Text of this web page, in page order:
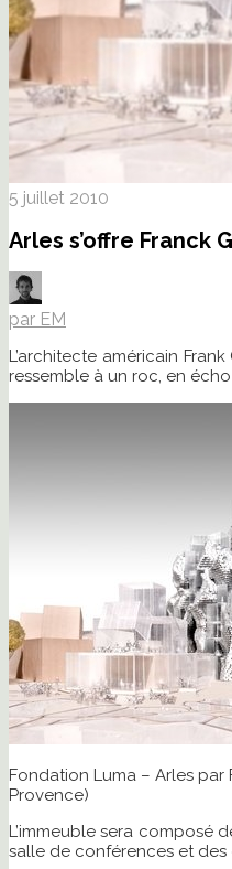
5 juillet 2010
Arles s’offre Franck
par EM
L’architecte américain
ressemble à un roc, en
Fondation Luma – Arles par
Provence)
L’immeuble sera composé
salle de conférences et